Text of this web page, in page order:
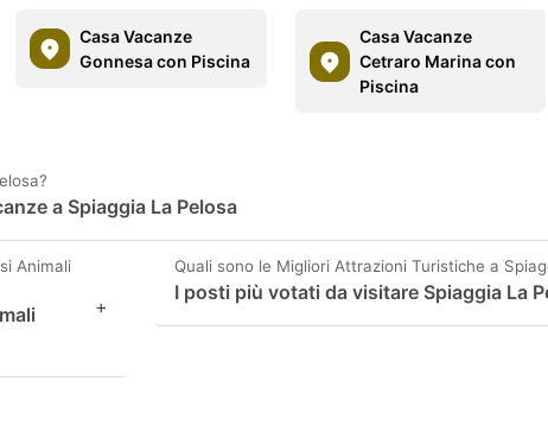
Casa Vacanze
Gonnesa con Piscina
Casa Vacanze
Cetraro Marina con
Piscina
a Spiaggia La Pelosa
Animali
+
Quali sono le Migliori Attrazioni Turistiche a
I posti più votati da visitare Spiaggia La